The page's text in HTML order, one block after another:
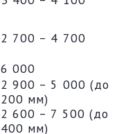
2 700 – 4 700
6 000
2 900 – 5 000 (до
200 мм)
2 600 – 7 500 (до
400 мм)